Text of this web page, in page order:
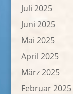
Juli 2025
Juni 2025
Mai 2025
April 2025
März 2025
Februar 2025